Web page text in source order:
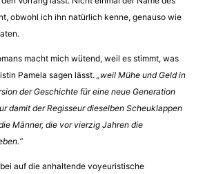
obwohl ich ihn natürlich kenne, genauso wie
macht mich wütend, weil es stimmt, was
Pamela sagen lässt.
„weil Mühe und Geld in
der Geschichte für eine neue Generation
damit der Regisseur dieselben Scheuklappen
Männer, die vor vierzig Jahren die
auf die anhaltende voyeuristische